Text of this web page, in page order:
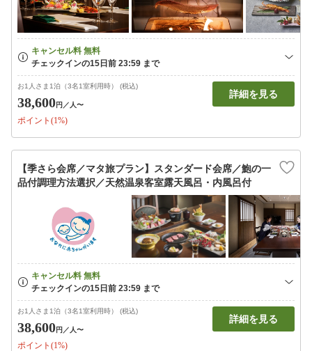
お1人さま1泊（3名1室利用時） (税込)
38,600円 ／人〜
ポイント(1%)
詳細を見る
【季さら会席／マタ旅プラン】スタンダード会席／鮑の一
品付調理方法選択／天然温泉客室露天風呂・内風呂付
お1人さま1泊（3名1室利用時） (税込)
38,600円 ／人〜
ポイント(1%)
詳細を見る